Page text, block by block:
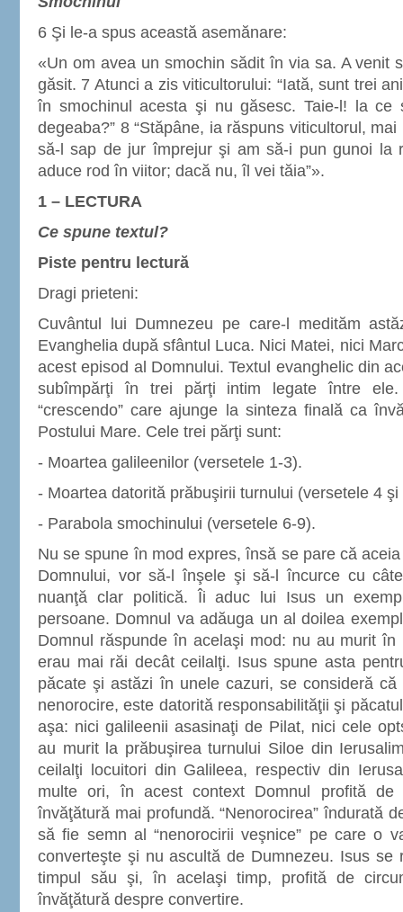
6 Şi le-a spus această asemănare:
«Un om avea un smochin sădit în via sa. A venit
găsit. 7 Atunci a zis viticultorului: “Iată, sunt trei
în smochinul acesta şi nu găsesc. Taie-l! la ce
degeaba?” 8 “Stăpâne, ia răspuns viticultorul,
să-l sap de jur împrejur şi am să-i pun gunoi la
aduce rod în viitor; dacă nu, îl vei tăia”».
1 – LECTURA
Ce spune textul?
Piste pentru lectură
Dragi prieteni:
Cuvântul lui Dumnezeu pe care-l medităm
Evanghelia după sfântul Luca. Nici Matei, nici
acest episod al Domnului. Textul evanghelic din
subîmpărţi în trei părţi intim legate între
“crescendo” care ajunge la sinteza finală ca
Postului Mare. Cele trei părţi sunt:
- Moartea galileenilor (versetele 1-3).
- Moartea datorită prăbuşirii turnului (versetele 4 şi
- Parabola smochinului (versetele 6-9).
Nu se spune în mod expres, însă se pare că aceia
Domnului, vor să-l înşele şi să-l încurce cu
nuanţă clar politică. Îi aduc lui Isus un
persoane. Domnul va adăuga un al doilea
Domnul răspunde în acelaşi mod: nu au murit în
erau mai răi decât ceilalţi. Isus spune asta
păcate şi astăzi în unele cazuri, se consideră
nenorocire, este datorită responsabilităţii şi
aşa: nici galileenii asasinaţi de Pilat, nici cele
au murit la prăbuşirea turnului Siloe din
ceilalţi locuitori din Galileea, respectiv din
multe ori, în acest context Domnul profită
învăţătură mai profundă. “Nenorocirea” îndurată
să fie semn al “nenorocirii veşnice” pe care o
converteşte şi nu ascultă de Dumnezeu. Isus se
timpul său şi, în acelaşi timp, profită de
învăţătură despre convertire.